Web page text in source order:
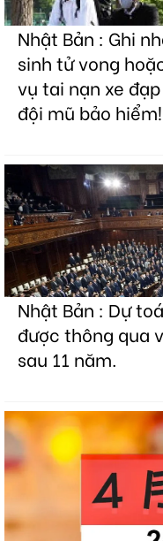
Nhật Bản : Ghi
sinh tử vong
vụ tai nạn xe
đội mũ bảo
Nhật Bản : Dự
được thông qua
sau 11 năm.